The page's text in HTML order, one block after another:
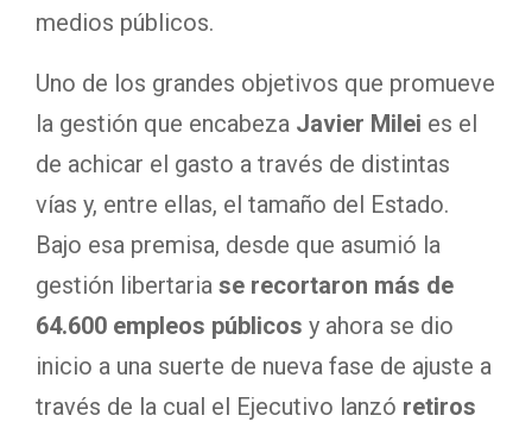
medios públicos.
Uno de los grandes objetivos que promueve
la gestión que encabeza Javier Milei es el
de achicar el gasto a través de distintas
vías y, entre ellas, el tamaño del Estado.
Bajo esa premisa, desde que asumió la
gestión libertaria se recortaron más de
64.600 empleos públicos y ahora se dio
inicio a una suerte de nueva fase de ajuste a
través de la cual el Ejecutivo lanzó retiros